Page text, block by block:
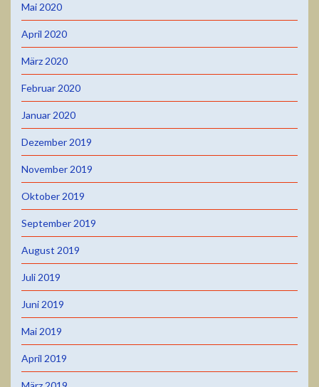
Mai 2020
April 2020
März 2020
Februar 2020
Januar 2020
Dezember 2019
November 2019
Oktober 2019
September 2019
August 2019
Juli 2019
Juni 2019
Mai 2019
April 2019